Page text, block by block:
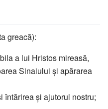
greacă):
a lui Hristos mireasă,
Sinaiului și apărarea
întărirea și ajutorul nostru;